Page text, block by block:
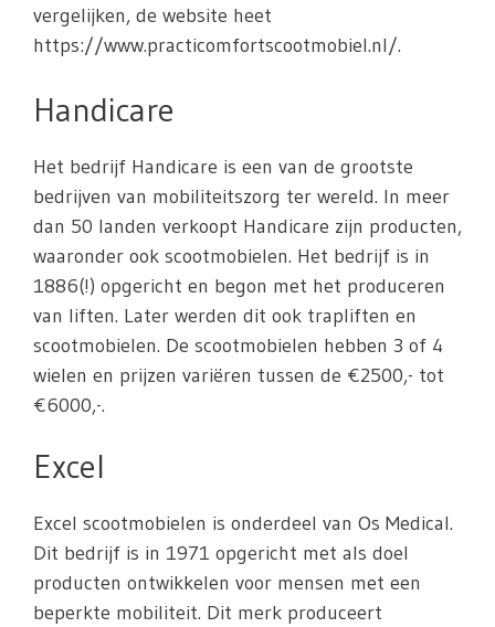
vergelijken, de website heet
https://www.practicomfortscootmobiel.nl/.
Handicare
Het bedrijf Handicare is een van de grootste
bedrijven van mobiliteitszorg ter wereld. In meer
dan 50 landen verkoopt Handicare zijn producten,
waaronder ook scootmobielen. Het bedrijf is in
1886(!) opgericht en begon met het produceren
van liften. Later werden dit ook trapliften en
scootmobielen. De scootmobielen hebben 3 of 4
wielen en prijzen variëren tussen de €2500,- tot
€6000,-.
Excel
Excel scootmobielen is onderdeel van Os Medical.
Dit bedrijf is in 1971 opgericht met als doel
producten ontwikkelen voor mensen met een
beperkte mobiliteit. Dit merk produceert